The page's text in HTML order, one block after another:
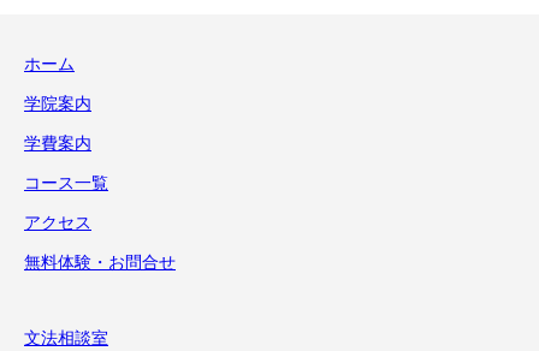
ホーム
学院案内
学費案内
コース一覧
アクセス
無料体験・お問合せ
文法相談室